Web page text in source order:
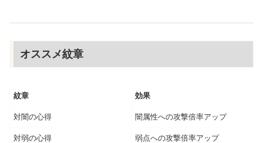
オススメ紋章
紋章 効果
対闇の心得 闇属性への攻撃倍率アップ
対弱の心得 弱点への攻撃倍率アップ